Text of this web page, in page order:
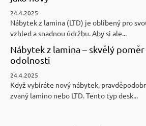
24.4.2025
Nábytek z lamina (LTD) je oblíbený pro
vzhled a snadnou údržbu. Aby si ale...
Nábytek z lamina – skvělý poměr
odolnosti
24.4.2025
Když vybíráte nový nábytek,
zvaný lamino nebo LTD. Tento typ desk...